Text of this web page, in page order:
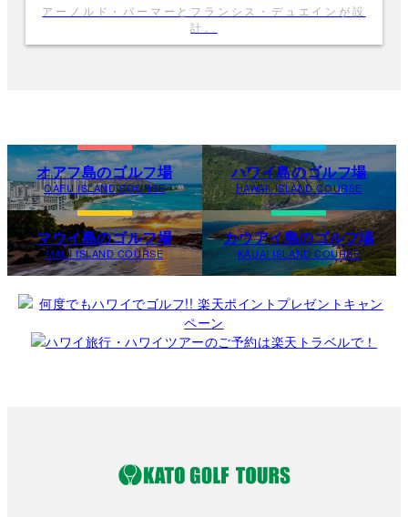
アーノルド・パーマーとフランシス・デュエインが設
計。
オアフ島のゴルフ場
OAFU ISLAND COURSE
ハワイ島のゴルフ場
HAWAII ISLAND COURSE
マウイ島のゴルフ場
MAUI ISLAND COURSE
カウアイ島のゴルフ場
KAUAI ISLAND COURSE